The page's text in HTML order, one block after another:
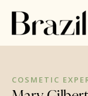
COSMETIC